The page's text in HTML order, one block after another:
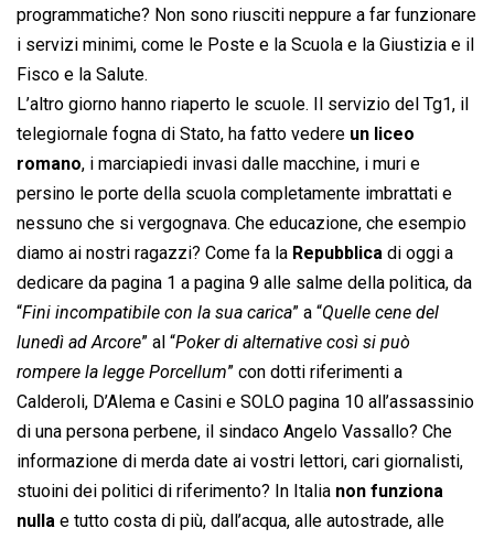
programmatiche? Non sono riusciti neppure a far funzionare
i servizi minimi, come le Poste e la Scuola e la Giustizia e il
Fisco e la Salute.
L’altro giorno hanno riaperto le scuole. Il servizio del Tg1, il
telegiornale fogna di Stato, ha fatto vedere un liceo
romano, i marciapiedi invasi dalle macchine, i muri e
persino le porte della scuola completamente imbrattati e
nessuno che si vergognava. Che educazione, che esempio
diamo ai nostri ragazzi? Come fa la Repubblica di oggi a
dedicare da pagina 1 a pagina 9 alle salme della politica, da
“Fini incompatibile con la sua carica” a “Quelle cene del
lunedì ad Arcore” al “Poker di alternative così si può
rompere la legge Porcellum” con dotti riferimenti a
Calderoli, D’Alema e Casini e SOLO pagina 10 all’assassinio
di una persona perbene, il sindaco Angelo Vassallo? Che
informazione di merda date ai vostri lettori, cari giornalisti,
stuoini dei politici di riferimento? In Italia non funziona
nulla e tutto costa di più, dall’acqua, alle autostrade, alle